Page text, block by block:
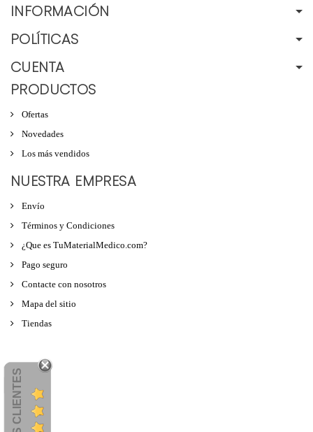
INFORMACIÓN
POLÍTICAS
CUENTA
PRODUCTOS
Ofertas
Novedades
Los más vendidos
NUESTRA EMPRESA
Envío
Términos y Condiciones
¿Que es TuMaterialMedico.com?
Pago seguro
Contacte con nosotros
Mapa del sitio
Tiendas